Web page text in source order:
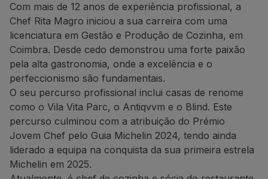
Parceiros
Club TAP Miles&Go
Promoções e Ofertas
Central de ajuda
Perguntas frequentes
Pedidos e reclamações
Contactos
Informações úteis
Reembolsos
Fatura online
Bagagem perdida / danificada
Voo atrasado / cancelado
Com mais de 12 anos de experiência profissional, a
Chef Rita Magro iniciou a sua carreira com uma
licenciatura em Gestão e Produção de Cozinha, em
Coimbra. Desde cedo demonstrou uma forte paixão
pela alta gastronomia, onde a excelência e o
perfeccionismo são fundamentais.
O seu percurso profissional inclui casas de renome
como o Vila Vita Parc, o Antiqvvm e o Blind. Este
percurso culminou com a atribuição do Prémio
Jovem Chef pelo Guia Michelin 2024, tendo ainda
liderado a equipa na conquista da sua primeira estrela
Michelin em 2025.